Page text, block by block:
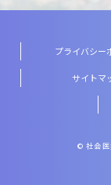
プライバシー
サイトマ
© 社会